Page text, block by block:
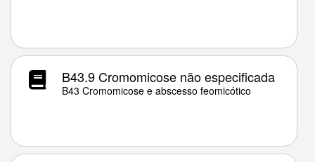
B43.9 Cromomicose não especificada
B43 Cromomicose e abscesso feomicótico